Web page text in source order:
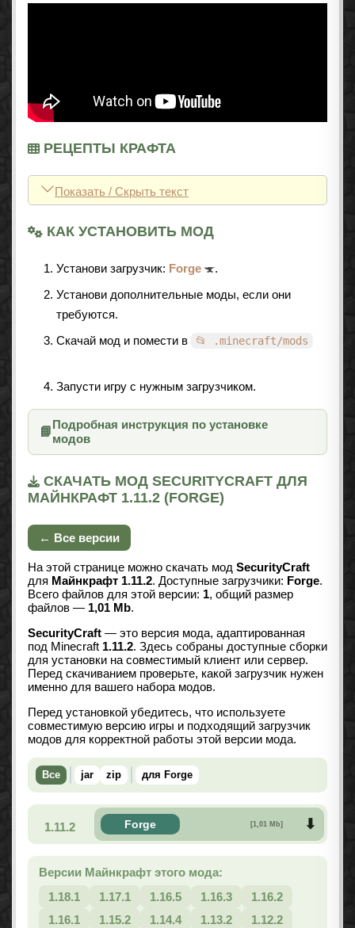
РЕЦЕПТЫ КРАФТА
Показать / Скрыть текст
КАК УСТАНОВИТЬ МОД
Установи загрузчик: Forge
.
Установи дополнительные моды, если они
требуются.
Скачай мод и помести в
📂 .minecraft/mods
Запусти игру с нужным загрузчиком.
📘
Подробная инструкция по установке
модов
СКАЧАТЬ МОД SECURITYCRAFT ДЛЯ
МАЙНКРАФТ 1.11.2 (FORGE)
← Все версии
На этой странице можно скачать мод SecurityCraft
для Майнкрафт 1.11.2. Доступные загрузчики: Forge.
Всего файлов для этой версии: 1, общий размер
файлов — 1,01 Mb.
SecurityCraft — это версия мода, адаптированная
под Minecraft 1.11.2. Здесь собраны доступные сборки
для установки на совместимый клиент или сервер.
Перед скачиванием проверьте, какой загрузчик нужен
именно для вашего набора модов.
Перед установкой убедитесь, что используете
совместимую версию игры и подходящий загрузчик
модов для корректной работы этой версии мода.
Все jar zip для Forge
1.11.2 Forge [1,01 Mb]
Версии Майнкрафт этого мода:
1.18.1
1.17.1 1.16.5 1.16.3
1.16.2
1.16.1
1.15.2 1.14.4 1.13.2
1.12.2